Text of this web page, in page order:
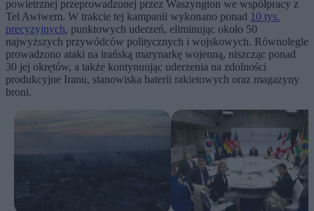
powietrznej przeprowadzonej przez Waszyngton we współpracy z
Tel Awiwem. W trakcie tej kampanii wykonano ponad 10 tys.
precyzyjnych, punktowych uderzeń, eliminując około 50
najwyższych przywódców politycznych i wojskowych. Równolegle
prowadzono ataki na irańską marynarkę wojenną, niszcząc ponad
30 jej okrętów, a także kontynuując uderzenia na zdolności
produkcyjne Iranu, stanowiska baterii rakietowych oraz magazyny
broni.